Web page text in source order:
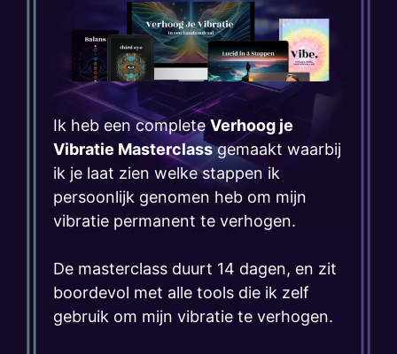
Ik heb een complete Verhoog je
Vibratie Masterclassgemaakt waarbij
ik je laat zien welke stappen ik
persoonlijk genomen heb om mijn
vibratie permanent te verhogen.
De masterclass duurt 14 dagen, en zit
boordevol met alle tools die ik zelf
gebruik om mijn vibratie te verhogen.